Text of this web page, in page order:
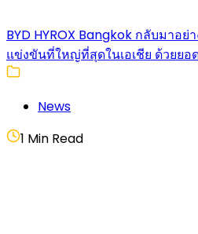
BYD HYROX Bangkok กลับมาอ
แข่งขันที่ใหญ่ที่สุดในเอเชีย ด้วยย
News
1 Min Read